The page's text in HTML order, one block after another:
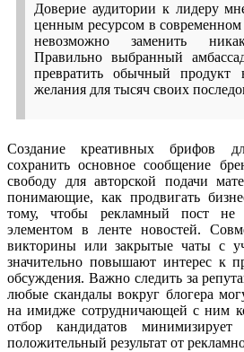
Доверие аудитории к лидеру
ценным ресурсом в
невозможно заменить
Правильно выбранный
превратить обычный продукт
желания для тысяч своих
Создание креативных брифов
сохранить основное сообщение
свободу для авторской подачи
понимающие, как продвигать
тому, чтобы рекламный пост не
элементом в ленте новостей.
викторины или закрытые чаты с
значительно повышают интерес к
обсуждения. Важно следить за
любые скандалы вокруг блогера
на имидже сотрудничающей с ним
отбор кандидатов
положительный результат от